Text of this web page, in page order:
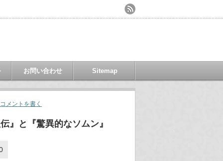
お問い合わせ Sitemap
コメントを書く
』と『驚異的なソムン』